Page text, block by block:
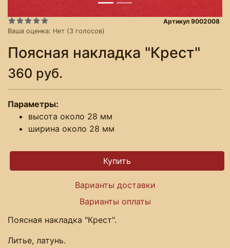
Ваша оценка: Нет (3 голосов)
Артикул 9002008
Поясная накладка "Крест"
360 руб.
Параметры:
высота около 28 мм
ширина около 28 мм
Варианты доставки
Варианты оплаты
Поясная накладка "Крест".
Литье, латунь.